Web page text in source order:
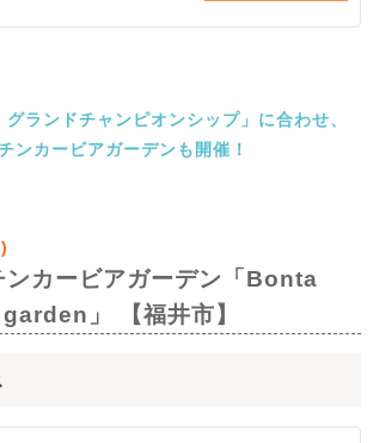
グランドチャンピオンシップ」に合わせ、
ンカービアガーデンも開催！
ンカービアガーデン「Bonta
」 【福井市】